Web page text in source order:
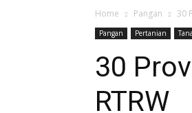
Home Pangan 30
Pangan Pertanian
30
RTRW